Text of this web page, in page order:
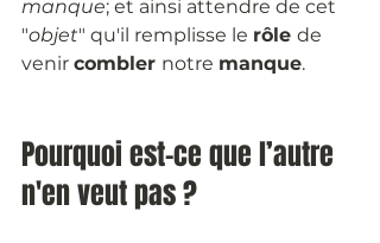
manque; et ainsi attendre de cet
"objet" qu'il remplisse le rôle de
venir combler notre manque.
Pourquoi est-ce que l’autre
n'en veut pas ?